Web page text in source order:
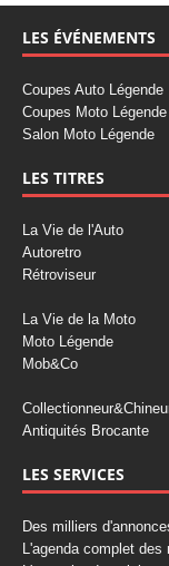
LES ÉVÉNEMENTS
Coupes Auto Légende
Coupes Moto Légende
Salon Moto Légende
LES TITRES
La Vie de l'Auto
Autoretro
Rétroviseur
La Vie de la Moto
Moto Légende
Mob&Co
Antiquités Brocante
LES SERVICES
Des milliers
L'agenda complet des